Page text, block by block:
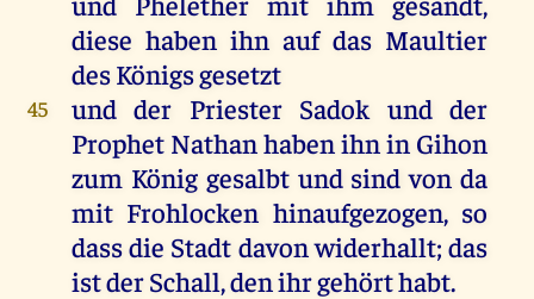
diese haben ihn auf das Maultier
des Königs gesetzt
45
und der Priester Sadok und der
Prophet Nathan haben ihn in Gihon
zum König gesalbt und sind von da
mit Frohlocken hinaufgezogen, so
dass die Stadt davon widerhallt; das
ist der Schall, den ihr gehört habt.